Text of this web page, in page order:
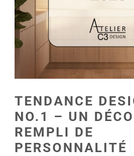
TENDANCE
NO.1 – UN
REMPLI DE
PERSONNALITÉ